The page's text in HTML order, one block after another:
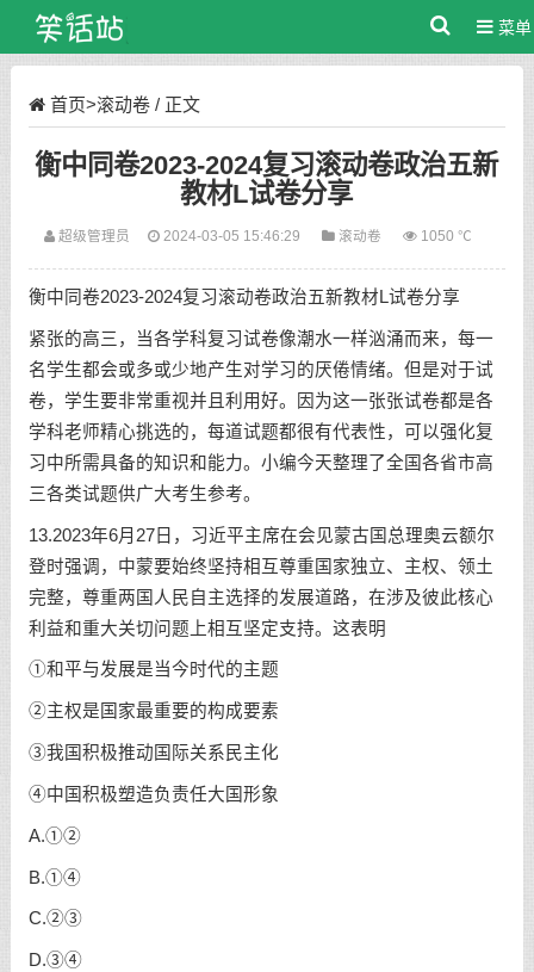
菜单
首页>滚动卷/ 正文
衡中同卷2023-2024复习滚动卷政治五新
教材L试卷分享
超级管理员 2024-03-05 15:46:29 滚动卷 1050 ℃
衡中同卷2023-2024复习滚动卷政治五新教材L试卷分享
紧张的高三，当各学科复习试卷像潮水一样汹涌而来，每一
名学生都会或多或少地产生对学习的厌倦情绪。但是对于试
卷，学生要非常重视并且利用好。因为这一张张试卷都是各
学科老师精心挑选的，每道试题都很有代表性，可以强化复
习中所需具备的知识和能力。小编今天整理了全国各省市高
三各类试题供广大考生参考。
13.2023年6月27日，习近平主席在会见蒙古国总理奥云额尔
登时强调，中蒙要始终坚持相互尊重国家独立、主权、领土
完整，尊重两国人民自主选择的发展道路，在涉及彼此核心
利益和重大关切问题上相互坚定支持。这表明
①和平与发展是当今时代的主题
②主权是国家最重要的构成要素
③我国积极推动国际关系民主化
④中国积极塑造负责任大国形象
A.①②
B.①④
C.②③
D.③④